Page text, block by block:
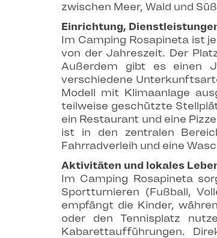
zwischen Meer, Wald und
Einrichtung,
Im Camping Rosapineta ist
von der Jahreszeit. Der
Außerdem gibt es einen
verschiedene
Modell mit Klimaanlage
teilweise geschützte
ein Restaurant und eine
ist in den zentralen
Fahrradverleih und eine
Aktivitäten und lokales
Im Camping Rosapineta
Sportturnieren (Fußball,
empfängt die Kinder,
oder den Tennisplatz
Kabarettaufführungen.